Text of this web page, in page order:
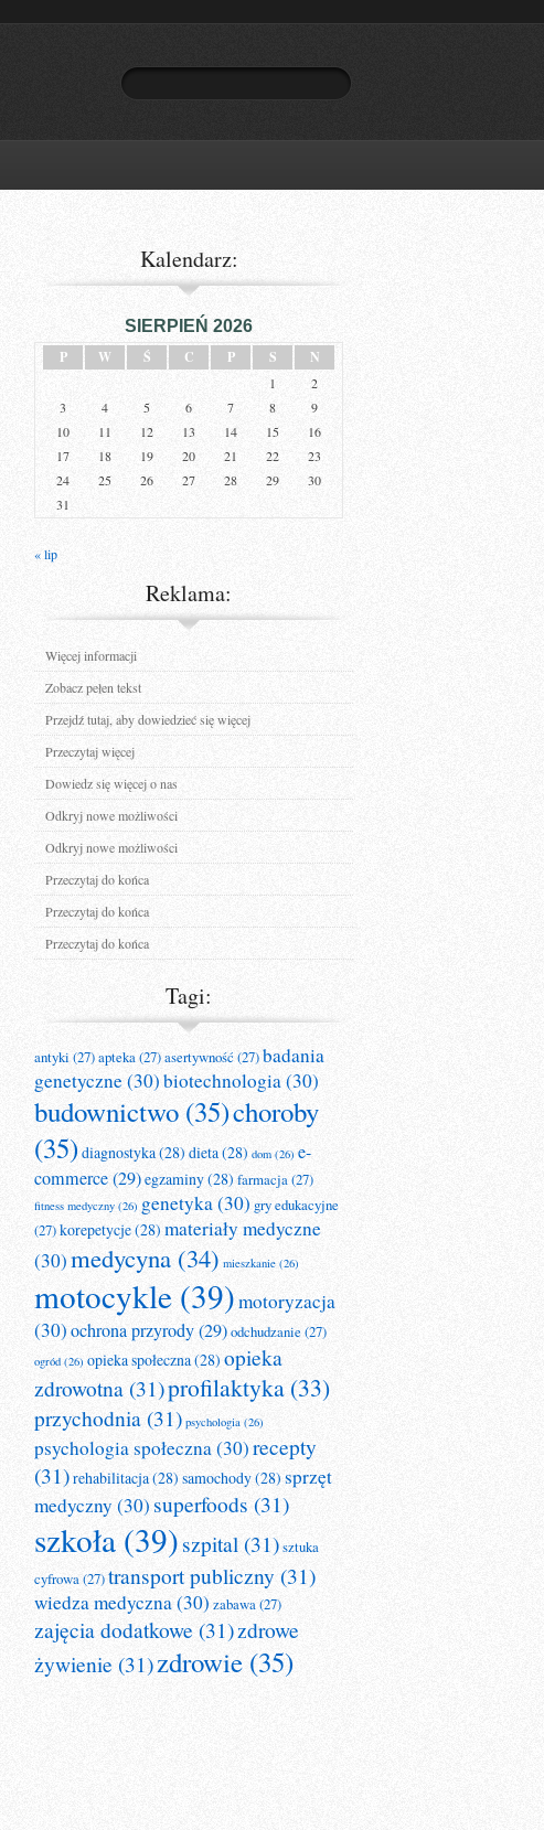
Kalendarz:
SIERPIEŃ 2026
P
W Ś C P S N
1
2
3
4 5 6 7 8
9
10
11 12 13 14 15
16
17
18 19 20 21 22
23
24
25 26 27 28 29
30
31
« lip
Reklama:
Więcej informacji
Zobacz pełen tekst
Przejdź tutaj, aby dowiedzieć się więcej
Przeczytaj więcej
Dowiedz się więcej o nas
Odkryj nowe możliwości
Odkryj nowe możliwości
Przeczytaj do końca
Przeczytaj do końca
Przeczytaj do końca
Tagi:
antyki(27)apteka(27)asertywność(27)badania
genetyczne(30)biotechnologia(30)
budownictwo (35)choroby
(35) diagnostyka(28) dieta(28) dom (26) e-
commerce(29)egzaminy(28) farmacja(27)
fitness medyczny (26) genetyka(30) gry edukacyjne
(27)korepetycje(28) materiały medyczne
(30)medycyna (34) mieszkanie (26)
motocykle (39)motoryzacja
(30)ochrona przyrody(29)odchudzanie(27)
ogród (26) opieka społeczna(28) opieka
zdrowotna (31)profilaktyka (33)
przychodnia (31) psychologia (26)
psychologia społeczna(30)recepty
(31)rehabilitacja(28) samochody(28) sprzęt
medyczny (30) superfoods (31)
szkoła (39)szpital (31)sztuka
cyfrowa(27)transport publiczny (31)
wiedza medyczna(30) zabawa(27)
zajęcia dodatkowe (31)zdrowe
żywienie (31)zdrowie (35)